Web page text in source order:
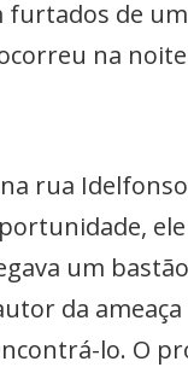
furtados de
na
rua
um
da
lo. O